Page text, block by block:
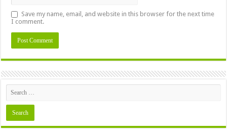
Save my name, email, and website in this browser for the next time
I comment.